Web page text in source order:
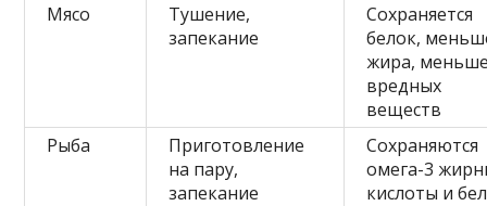
Мясо
Тушение,
запекание
Сохраняется
белок,
жира,
вредных
веществ
Рыба
Приготовление
на пару,
запекание
Сохраняются
омега-3
кислоты и